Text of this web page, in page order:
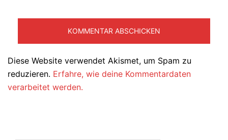
Diese Website verwendet Akismet, um Spam zu
reduzieren. Erfahre, wie deine Kommentardaten
verarbeitet werden.